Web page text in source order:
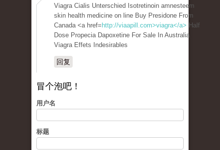
Viagra Cialis Unterschied Isotretinoin amnesteem
skin health medicine on line Buy Presidone From
Canada <a href= http://viaapill.com>viagra</a> Half
Dose Propecia Dapoxetine For Sale In Australia
Viagra Effets Indesirables
回复
冒个泡吧！
用户名
标题